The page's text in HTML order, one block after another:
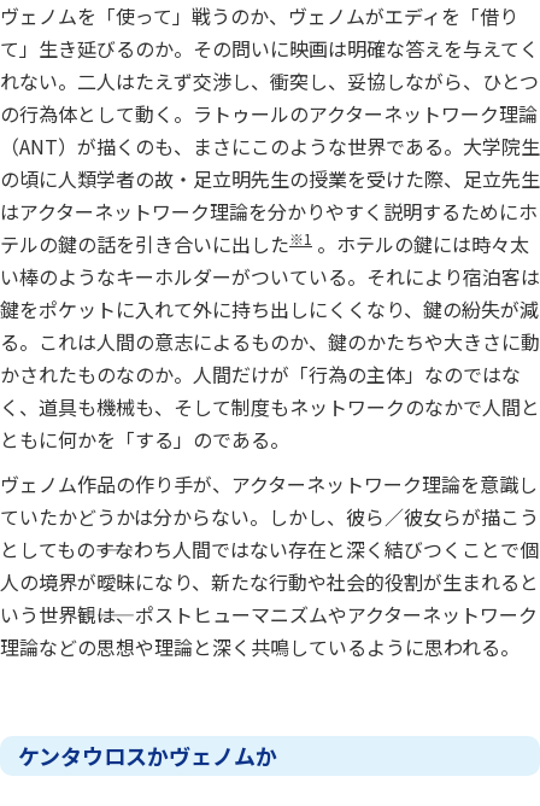
ヴェノムを「使って」戦うのか、ヴェノムがエディを「借り
て」生き延びるのか。その問いに映画は明確な答えを与えてく
れない。二人はたえず交渉し、衝突し、妥協しながら、ひとつ
の行為体として動く。ラトゥールのアクターネットワーク理論
（ANT）が描くのも、まさにこのような世界である。大学院生
の頃に人類学者の故・足立明先生の授業を受けた際、足立先生
はアクターネットワーク理論を分かりやすく説明するためにホ
テルの鍵の話を引き合いに出した※1 。ホテルの鍵には時々太
い棒のようなキーホルダーがついている。それにより宿泊客は
鍵をポケットに入れて外に持ち出しにくくなり、鍵の紛失が減
る。これは人間の意志によるものか、鍵のかたちや大きさに動
かされたものなのか。人間だけが「行為の主体」なのではな
く、道具も機械も、そして制度もネットワークのなかで人間と
ともに何かを「する」のである。
ヴェノム作品の作り手が、アクターネットワーク理論を意識し
ていたかどうかは分からない。しかし、彼ら／彼女らが描こう
としてもの――すなわち人間ではない存在と深く結びつくことで個
人の境界が曖昧になり、新たな行動や社会的役割が生まれると
いう世界観――は、ポストヒューマニズムやアクターネットワーク
理論などの思想や理論と深く共鳴しているように思われる。
ケンタウロスかヴェノムか